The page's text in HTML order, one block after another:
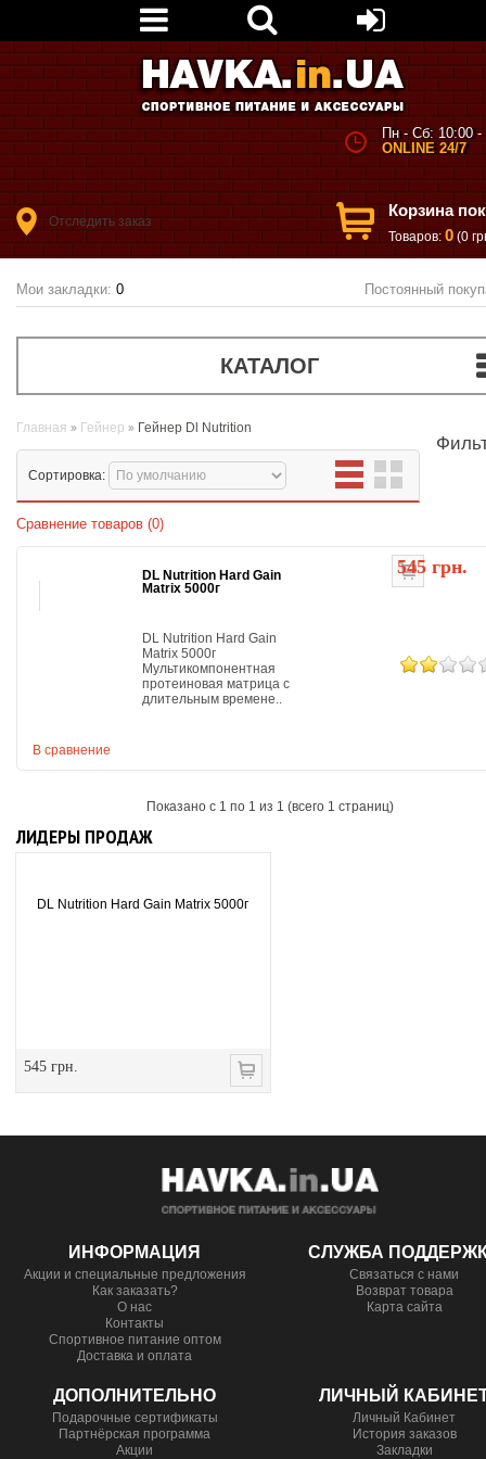
Пн - Сб: 10:00 -
ONLINE 24/7
Корзина
Товаров: 0 (0
Отследить заказ
Мои закладки: 0 Постоянный
КАТАЛОГ
Главная Гейнер Гейнер Dl Nutrition
Сортировка:
Сравнение товаров (0)
545 грн.
В сравнение
DL Nutrition Hard Gain
Matrix 5000г
DL Nutrition Hard Gain
Matrix 5000г
Мультикомпонентная
протеиновая матрица с
длительным времене..
Показано с 1 по 1 из 1 (всего 1 страниц)
ЛИДЕРЫ ПРОДАЖ
DL Nutrition Hard Gain Matrix 5000г
545 грн.
ИНФОРМАЦИЯ
Акции и специальные предложения
Как заказать?
О нас
Контакты
Спортивное питание оптом
Доставка и оплата
СЛУЖБА
Связаться с нами
Возврат товара
Карта сайта
ДОПОЛНИТЕЛЬНО
Подарочные сертификаты
Партнёрская программа
Акции
ЛИЧНЫЙ
Личный Кабинет
История заказов
Закладки